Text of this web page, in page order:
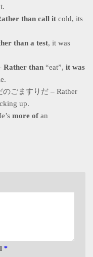
than call it cold, its
than a test, it was
Rather than “eat”, it was
のごますりだ – Rather
up.
more of an
*